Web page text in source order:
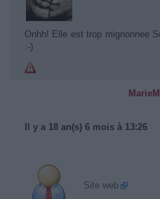
Onhh! Elle est trop mignonnee
:-)
Il y a 18 an(s) 6 mois à 13:26
Site web